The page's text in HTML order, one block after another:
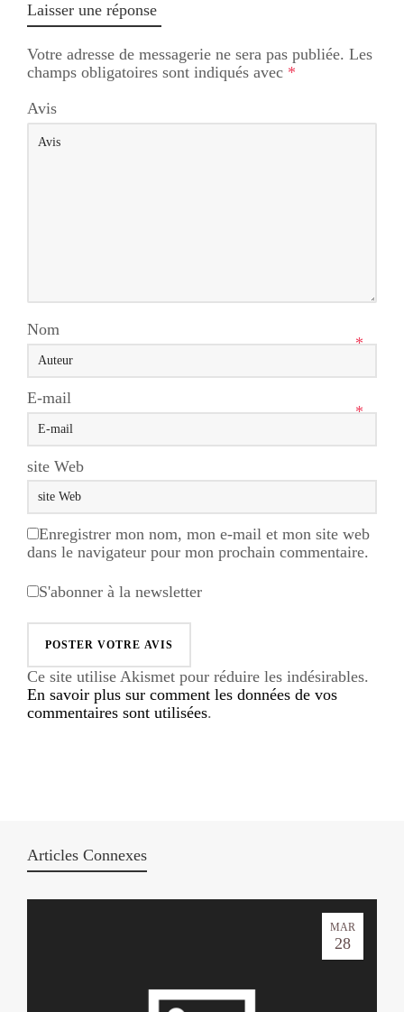
Laisser une réponse
Votre adresse de messagerie ne sera pas publiée. Les
champs obligatoires sont indiqués avec *
Avis
Nom
*
E-mail
*
site Web
Enregistrer mon nom, mon e-mail et mon site web
dans le navigateur pour mon prochain commentaire.
S'abonner à la newsletter
Ce site utilise Akismet pour réduire les indésirables.
En savoir plus sur comment les données de vos
commentaires sont utilisées.
Articles Connexes
MAR
28